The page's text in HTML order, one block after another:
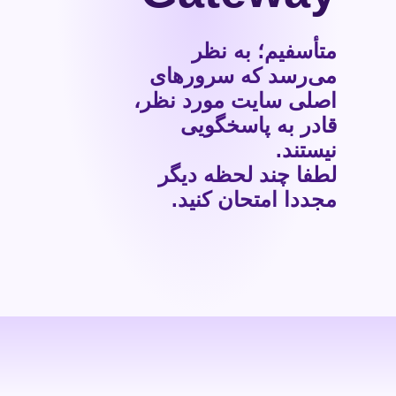
متأسفیم؛ به نظر
می‌رسد که سرورهای
اصلی سایت مورد نظر،
قادر به پاسخگویی
نیستند.
لطفا چند لحظه دیگر
مجددا امتحان کنید.